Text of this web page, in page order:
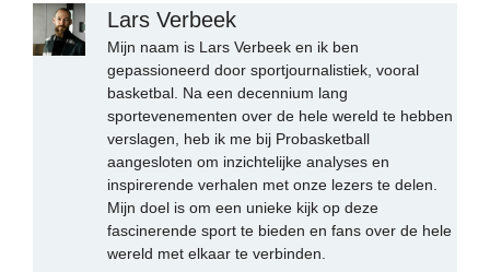
Lars Verbeek
Mijn naam is Lars Verbeek en ik ben
gepassioneerd door sportjournalistiek, vooral
basketbal. Na een decennium lang
sportevenementen over de hele wereld te hebben
verslagen, heb ik me bij Probasketball
aangesloten om inzichtelijke analyses en
inspirerende verhalen met onze lezers te delen.
Mijn doel is om een unieke kijk op deze
fascinerende sport te bieden en fans over de hele
wereld met elkaar te verbinden.